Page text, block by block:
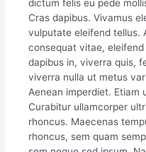
dictum felis eu pede
Cras dapibus. Vivamus
vulputate eleifend tellus.
consequat vitae,
dapibus in, viverra quis,
viverra nulla ut metus
Aenean imperdiet. Etiam
Curabitur ullamcorper
rhoncus. Maecenas
rhoncus, sem quam